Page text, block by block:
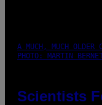
A MUCH, MUCH OLDER
PHOTO: MARTIN
Scientists